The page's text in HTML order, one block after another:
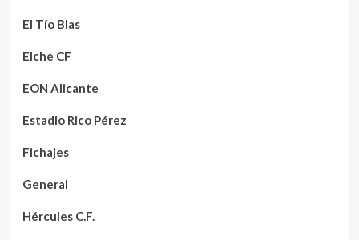
El Tío Blas
Elche CF
EON Alicante
Estadio Rico Pérez
Fichajes
General
Hércules C.F.